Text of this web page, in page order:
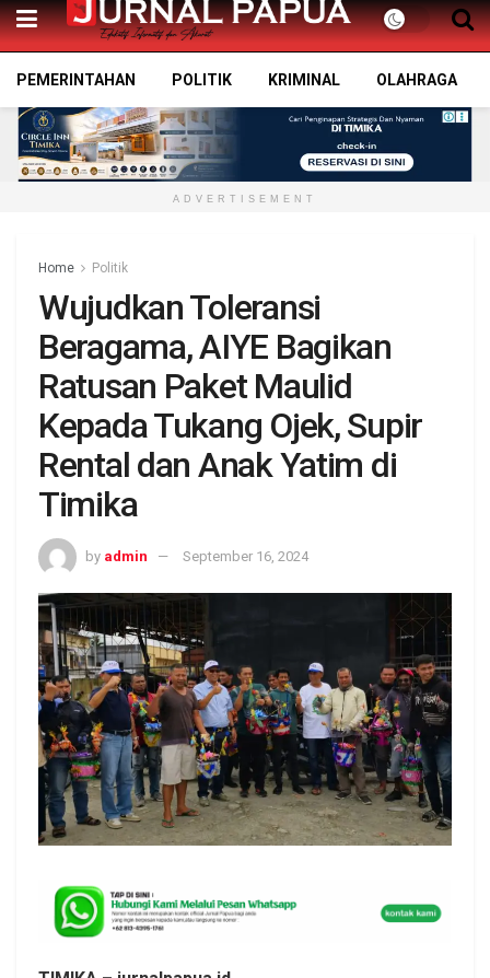
PEMERINTAHAN POLITIK KRIMINAL OLAHRAGA
ADVERTISEMENT
Home Politik
Wujudkan Toleransi
Beragama, AIYE Bagikan
Ratusan Paket Maulid
Kepada Tukang Ojek, Supir
Rental dan Anak Yatim di
Timika
by admin September 16, 2024